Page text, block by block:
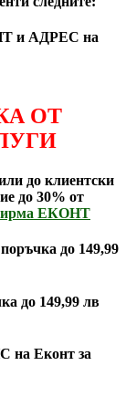
и АДРЕС на
ОТ
до клиентски
до 30% от
ЕКОНТ
до 149,99
до 149,99 лв
на Еконт за